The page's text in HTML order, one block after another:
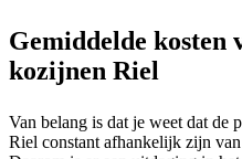
Gemiddelde kosten
kozijnen Riel
Van belang is dat je weet dat de
Riel constant afhankelijk zijn